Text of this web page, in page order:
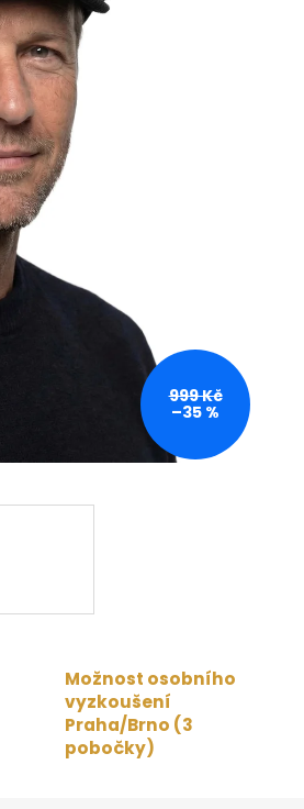
999 Kč
–35 %
Možnost osobního
vyzkoušení
Praha/Brno (3
pobočky)